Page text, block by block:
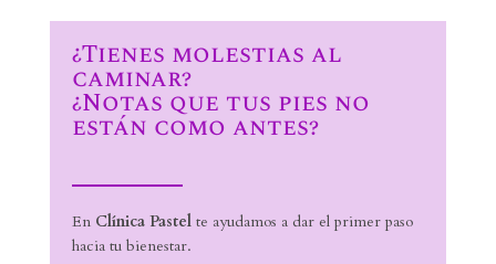
¿Tienes molestias al
caminar?
¿Notas que tus pies no
están como antes?
En Clínica Pastelte ayudamos a dar el primer paso
hacia tu bienestar.